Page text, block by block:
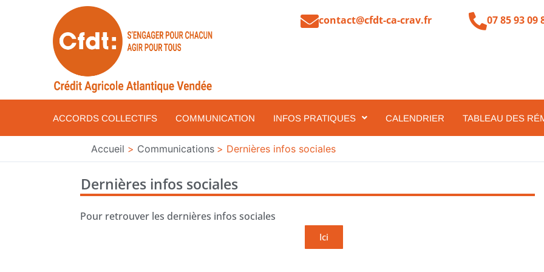
contact@cfdt-ca-crav.fr 07 85 93 09
ACCORDS COLLECTIFS COMMUNICATION INFOS PRATIQUES CALENDRIER TABLEAU DES
Accueil Communications Dernières infos sociales
Dernières infos sociales
Pour retrouver les dernières infos sociales
Ici